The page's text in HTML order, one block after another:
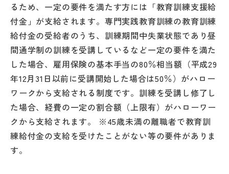
るため、一定の要件を満たす方には「教育訓練支援給
付金」が支給されます。専門実践教育訓練の教育訓練
給付金の受給者のうち、訓練期間中失業状態であり昼
間通学制の訓練を受講しているなど一定の要件を満た
した場合、雇用保険の基本手当の80％相当額（平成29
年12月31日以前に受講開始した場合は50％）がハロー
ワークから支給される制度です。訓練を受講し修了し
た場合、経費の一定の割合額（上限有）がハローワー
クから支給されます。 ※45歳未満の離職者で教育訓
練給付金の支給を受けたことがない等の要件がありま
す。